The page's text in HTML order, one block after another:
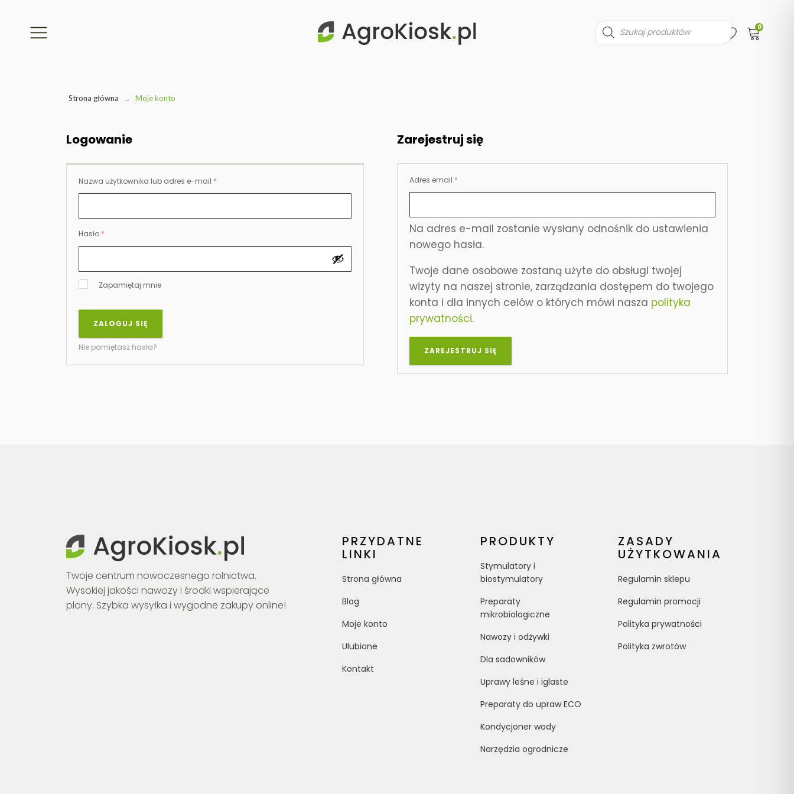
Wyszukiwarka
produktów
0
Strona główna → Moje konto
Logowanie
Nazwa użytkownika lub adres e-mail *
Hasło *
Zapamiętaj mnie
ZALOGUJ SIĘ
Nie pamiętasz hasła?
Zarejestruj się
Adres email *
Na adres e-mail zostanie wysłany odnośnik do ustawienia
nowego hasła.
Twoje dane osobowe zostaną użyte do obsługi twojej
wizyty na naszej stronie, zarządzania dostępem do twojego
konta i dla innych celów o których mówi nasza polityka
prywatności.
ZAREJESTRUJ SIĘ
Twoje centrum nowoczesnego rolnictwa.
Wysokiej jakości nawozy i środki wspierające
plony. Szybka wysyłka i wygodne zakupy online!
PRZYDATNE
LINKI
Strona główna
Blog
Moje konto
Ulubione
Kontakt
PRODUKTY
Stymulatory i
biostymulatory
Preparaty
mikrobiologiczne
Nawozy i odżywki
Dla sadowników
Uprawy leśne i iglaste
Preparaty do upraw ECO
Kondycjoner wody
Narzędzia ogrodnicze
ZASADY
UŻYTKOWANIA
Regulamin sklepu
Regulamin promocji
Polityka prywatności
Polityka zwrotów